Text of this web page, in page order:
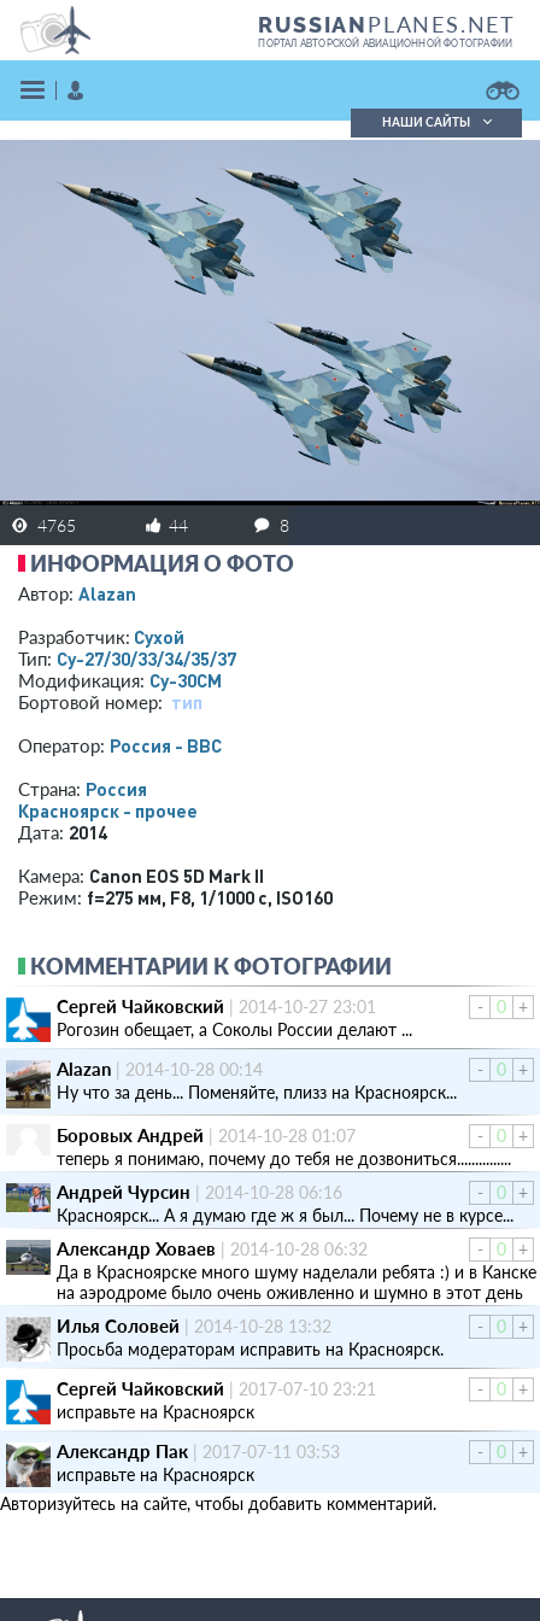
RUSSIANPLANES.NET
ПОРТАЛ АВТОРСКОЙ АВИАЦИОННОЙ ФОТОГРАФИИ
ВОЙТИ
ЗАРЕГИСТРИРОВАТЬСЯ
Поиск фотографий
Поиск в реестре
Кратко
Подробно
НАШИ САЙТЫ
4765 44 8
ИНФОРМАЦИЯ О ФОТО
Автор: Alazan
Разработчик: Сухой
Тип: Су-27/30/33/34/35/37
Модификация: Су-30СМ
Бортовой номер: тип
Оператор: Россия - ВВС
Страна: Россия
Красноярск - прочее
Дата: 2014
Камера: Canon EOS 5D Mark II
Режим: f=275 мм, F8, 1/1000 с, ISO160
КОММЕНТАРИИ К ФОТОГРАФИИ
- 0 +
Сергей Чайковский | 2014-10-27 23:01
Рогозин обещает, а Соколы России делают ...
-
0 +
Alazan | 2014-10-28 00:14
Ну что за день... Поменяйте, плизз на Красноярск...
- 0 +
Боровых Андрей | 2014-10-28 01:07
теперь я понимаю, почему до тебя не дозвониться...............
-
0 +
Андрей Чурсин | 2014-10-28 06:16
Красноярск... А я думаю где ж я был... Почему не в курсе...
-
0 +
Александр Ховаев | 2014-10-28 06:32
Да в Красноярске много шуму наделали ребята :) и в Канске
на аэродроме было очень оживленно и шумно в этот день
-
0 +
Илья Соловей | 2014-10-28 13:32
Просьба модераторам исправить на Красноярск.
-
0 +
Сергей Чайковский | 2017-07-10 23:21
исправьте на Красноярск
-
0 +
Александр Пак | 2017-07-11 03:53
исправьте на Красноярск
Авторизуйтесь на сайте, чтобы добавить комментарий.